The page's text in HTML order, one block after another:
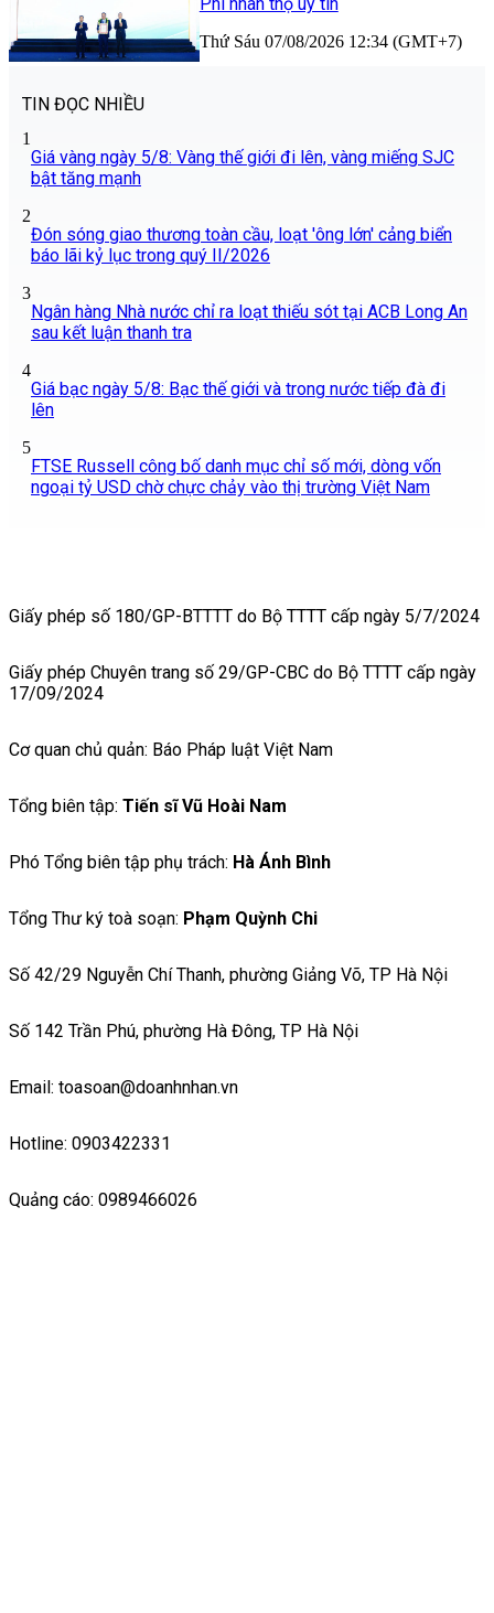
Thứ Sáu 07/08/2026 12:34 (GMT+7)
TIN ĐỌC NHIỀU
1
Giá vàng ngày 5/8: Vàng thế giới đi lên, vàng miếng SJC
bật tăng mạnh
2
Đón sóng giao thương toàn cầu, loạt 'ông lớn' cảng biển
báo lãi kỷ lục trong quý II/2026
3
Ngân hàng Nhà nước chỉ ra loạt thiếu sót tại ACB Long An
sau kết luận thanh tra
4
Giá bạc ngày 5/8: Bạc thế giới và trong nước tiếp đà đi
lên
5
FTSE Russell công bố danh mục chỉ số mới, dòng vốn
ngoại tỷ USD chờ chực chảy vào thị trường Việt Nam
Giấy phép số 180/GP-BTTTT do Bộ TTTT cấp ngày 5/7/2024
Giấy phép Chuyên trang số 29/GP-CBC do Bộ TTTT cấp ngày
17/09/2024
Cơ quan chủ quản: Báo Pháp luật Việt Nam
Tổng biên tập: Tiến sĩ Vũ Hoài Nam
Phó Tổng biên tập phụ trách: Hà Ánh Bình
Tổng Thư ký toà soạn: Phạm Quỳnh Chi
Số 42/29 Nguyễn Chí Thanh, phường Giảng Võ, TP Hà Nội
Số 142 Trần Phú, phường Hà Đông, TP Hà Nội
Email: toasoan@doanhnhan.vn
Hotline: 0903422331
Quảng cáo: 0989466026